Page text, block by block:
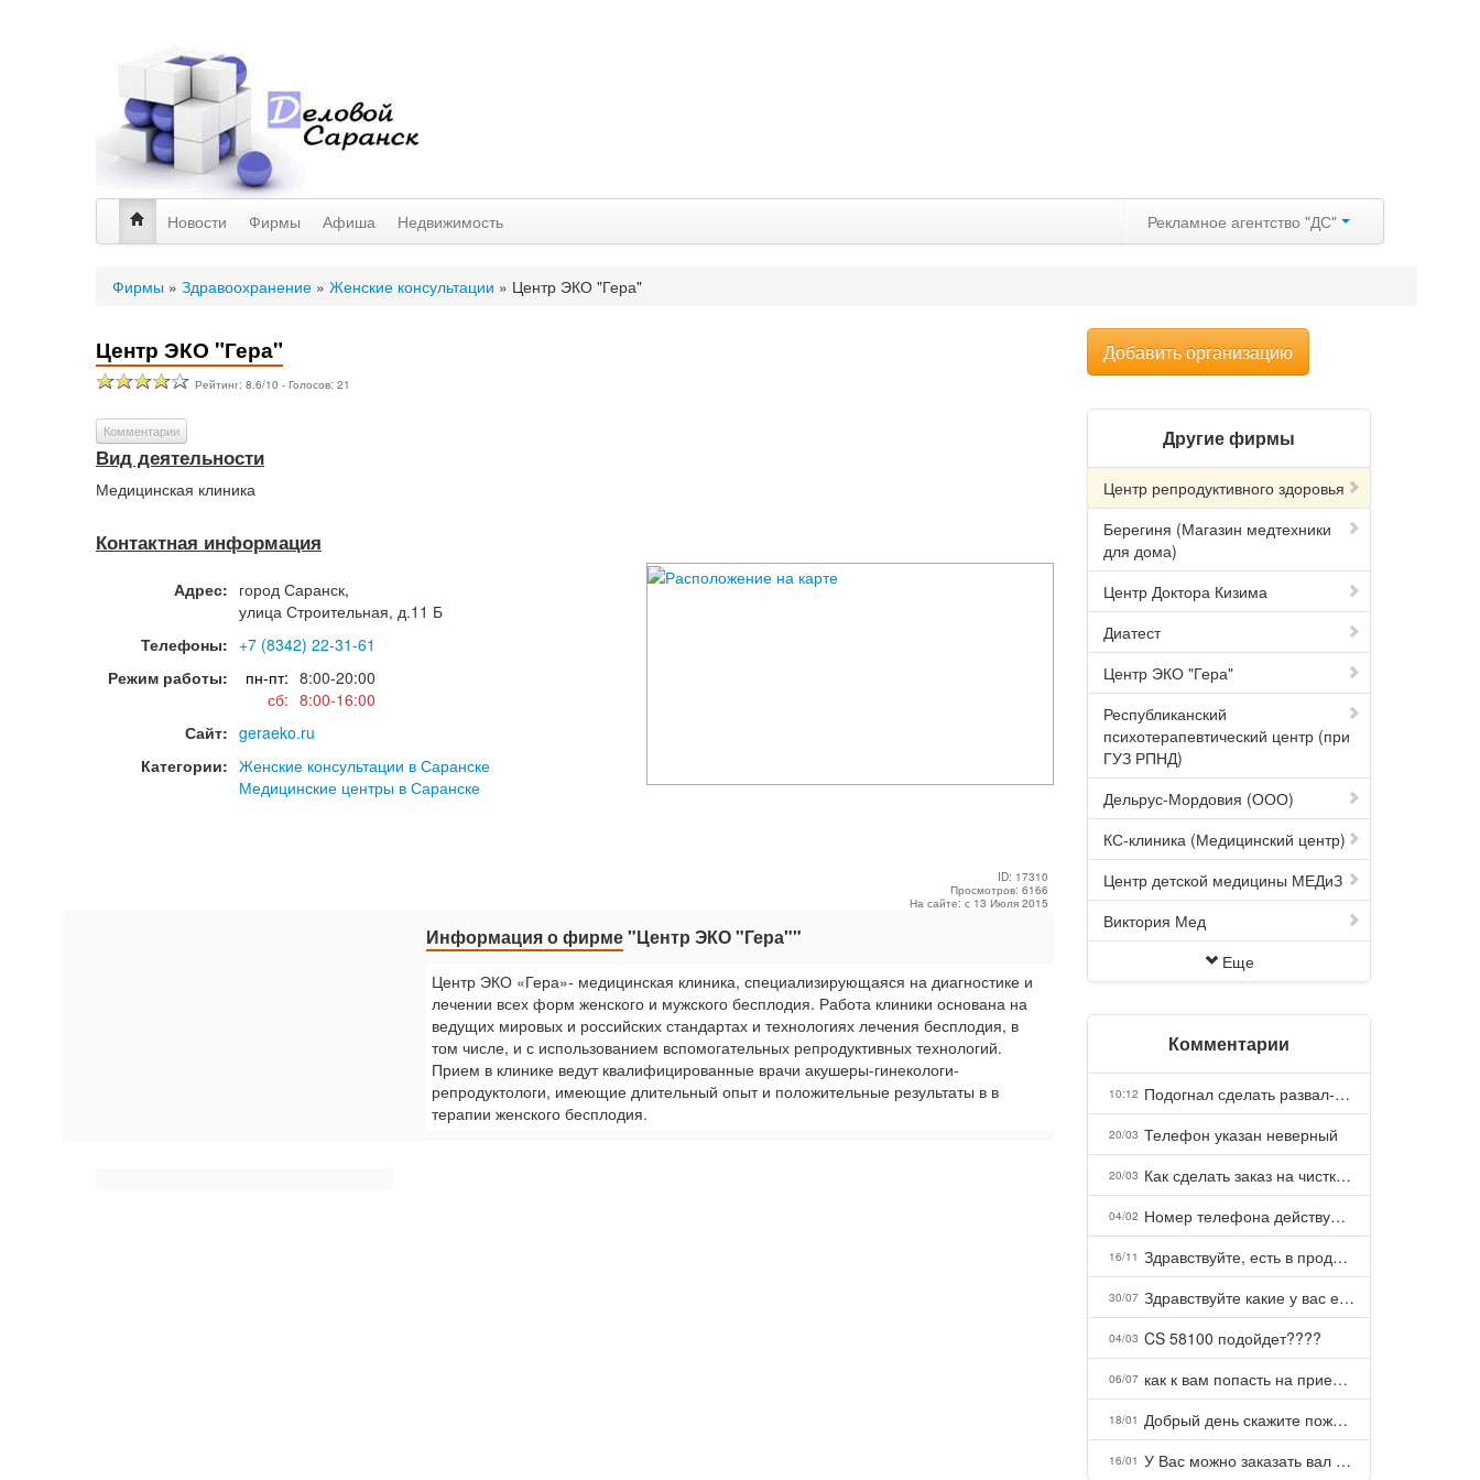
Новости Фирмы Афиша Недвижимость Рекламное агентство "ДС"
Фирмы » Здравоохранение » Женские консультации » Центр ЭКО "Гера"
Центр ЭКО "Гера"
Рейтинг: 8.6/10 - Голосов: 21
Комментарии
Вид деятельности
Медицинская клиника
Контактная информация
Адрес: город Саранск,
улица Строительная, д.11 Б
Телефоны: +7 (8342) 22-31-61
Режим работы:
пн-пт: 8:00-20:00
сб: 8:00-16:00
Сайт: geraeko.ru
Категории: Женские консультации в Саранске
Медицинские центры в Саранске
ID: 17310
Просмотров: 6166
На сайте: с 13 Июля 2015
Информация о фирме"Центр ЭКО "Гера""
Центр ЭКО «Гера»- медицинская клиника, специализирующаяся на диагностике и
лечении всех форм женского и мужского бесплодия. Работа клиники основана на
ведущих мировых и российских стандартах и технологиях лечения бесплодия, в
том числе, и с использованием вспомогательных репродуктивных технологий.
Прием в клинике ведут квалифицированные врачи акушеры-гинекологи-
репродуктологи, имеющие длительный опыт и положительные результаты в в
терапии женского бесплодия.
Добавить организацию
Другие фирмы
Центр репродуктивного здоровья
Берегиня (Магазин медтехники
для дома)
Центр Доктора Кизима
Диатест
Центр ЭКО "Гера"
Республиканский
психотерапевтический центр (при
ГУЗ РПНД)
Дельрус-Мордовия (ООО)
КС-клиника (Медицинский центр)
Центр детской медицины МЕДиЗ
Виктория Мед
Еще
Комментарии
10:12 Подогнал сделать развал-схождение, сделали- машина уходит на право и колеса проверил все хорошо с атмосферами ужас как можно делать авто, не ужели не берегут свою репутацию, не советую.
20/03 Телефон указан неверный
20/03 Как сделать заказ на чистку пуховых подушек?
04/02 Номер телефона действующий можно узнать почему номер неправельный
16/11 Здравствуйте, есть в продаже? Есть доставка до Казани?
30/07 Здравствуйте какие у вас есть курсы и какая цена, ?
04/03 CS 58100 подойдет????
06/07 как к вам попасть на прием? Или дозвониться, трубку не берете.
18/01 Добрый день скажите пожалуйста как можно с вами связаться . Телефон не отвечает .Заказала кухню в тц Хороший есть претензии а менеджер контактов не дает .Что делать?
16/01 У Вас можно заказать вал шлицевой от косилки заря для мтз, который соединяет мотоблок с косилкой.?